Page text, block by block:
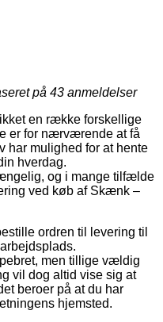
på 43 anmeldelser
en række forskellige
er for nærværende at få
har mulighed for at hente
hverdag.
og i mange tilfælde
ved køb af Skænk –
ordren til levering til
men tillige vældig
vil dog altid vise sig at
beroer på at du har
hjemsted.